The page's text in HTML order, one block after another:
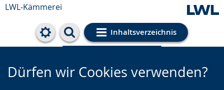
LWL-Kämmerei
Inhaltsverzeichnis
Cookie-Einstellungen
Dürfen wir Cookies verwenden?